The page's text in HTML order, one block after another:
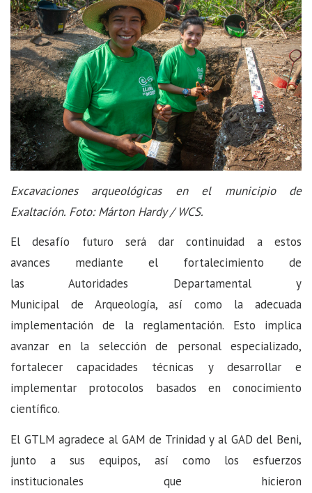
Excavaciones arqueológicas en el municipio de
Exaltación. Foto: Márton Hardy / WCS.
El desafío futuro será dar continuidad a estos
avances mediante el fortalecimiento de
las Autoridades Departamental y
Municipal de Arqueología, así como la adecuada
implementación de la reglamentación. Esto implica
avanzar en la selección de personal especializado,
fortalecer capacidades técnicas y desarrollar e
implementar protocolos basados en conocimiento
científico.
El GTLM agradece al GAM de Trinidad y al GAD del Beni,
junto a sus equipos, así como los esfuerzos
institucionales que hicieron